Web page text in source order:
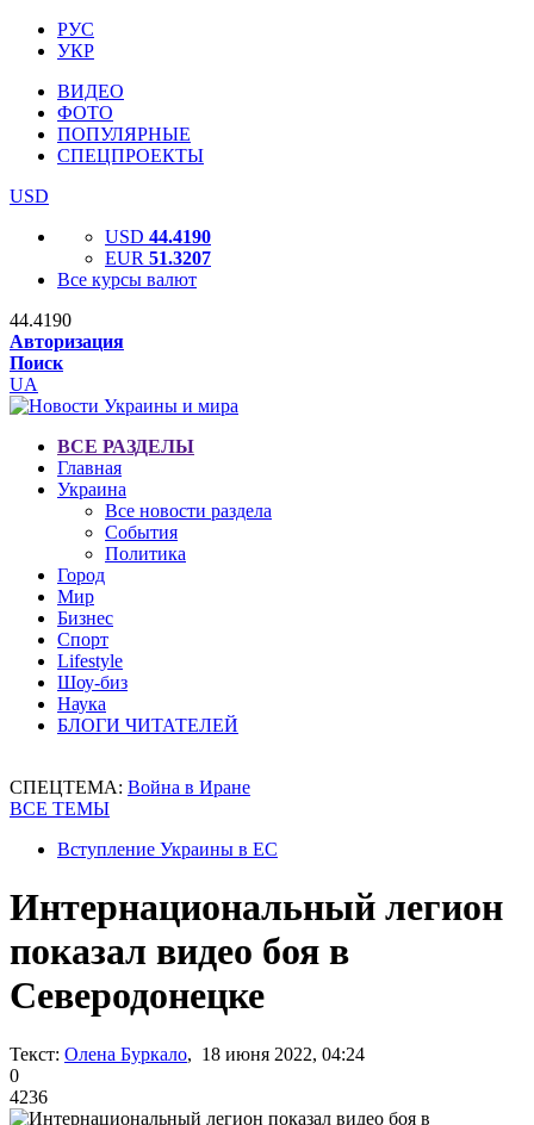
РУС
УКР
ВИДЕО
ФОТО
ПОПУЛЯРНЫЕ
СПЕЦПРОЕКТЫ
USD
USD 44.4190
EUR 51.3207
Все курсы валют
44.4190
Авторизация
Поиск
UA
ВСЕ РАЗДЕЛЫ
Главная
Украина
Все новости раздела
События
Политика
Город
Мир
Бизнес
Спорт
Lifestyle
Шоу-биз
Наука
БЛОГИ ЧИТАТЕЛЕЙ
СПЕЦТЕМА: Война в Иране
ВСЕ ТЕМЫ
Вступление Украины в ЕС
Интернациональный легион
показал видео боя в
Северодонецке
Текст: Олена Буркало, 18 июня 2022, 04:24
0
4236